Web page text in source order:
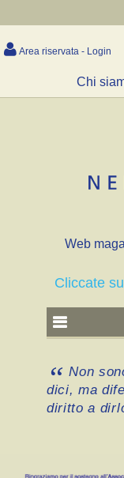
Area riservata - Login
Chi
Web
Cliccate
Non
dici, ma
diritto a